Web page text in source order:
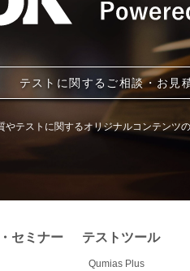
テストに関するご相談・お見
テストに関するオリジナルコンテン
セミナー テストツール
Qumias Plus